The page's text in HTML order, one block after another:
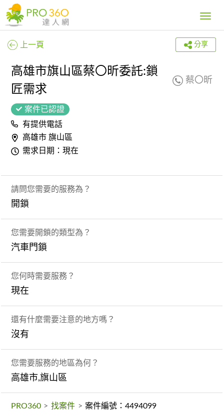
Toggle
上一頁 分享
高雄市旗山區蔡〇昕委託:鎖
匠需求
蔡〇昕
案件已認證
有提供電話
高雄市 旗山區
需求日期：現在
請問您需要的服務為？
開鎖
您需要開鎖的類型為？
汽車門鎖
您何時需要服務？
現在
還有什麼需要注意的地方嗎？
沒有
您需要服務的地區為何？
高雄市,旗山區
PRO360 > 找案件 > 案件編號：4494099